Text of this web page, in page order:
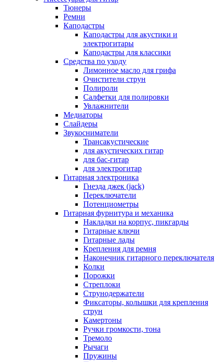
Тюнеры
Ремни
Каподастры
Каподастры для акустики и
электрогитары
Каподастры для классики
Средства по уходу
Лимонное масло для грифа
Очистители струн
Полироли
Салфетки для полировки
Увлажнители
Медиаторы
Слайдеры
Звукосниматели
Трансакустические
для акустических гитар
для бас-гитар
для электрогитар
Гитарная электроника
Гнезда джек (jack)
Переключатели
Потенциометры
Гитарная фурнитура и механика
Накладки на корпус, пикгарды
Гитарные ключи
Гитарные лады
Крепления для ремня
Наконечник гитарного переключателя
Колки
Порожки
Стреплоки
Струнодержатели
Фиксаторы, колышки для крепления
струн
Камертоны
Ручки громкости, тона
Тремоло
Рычаги
Пружины